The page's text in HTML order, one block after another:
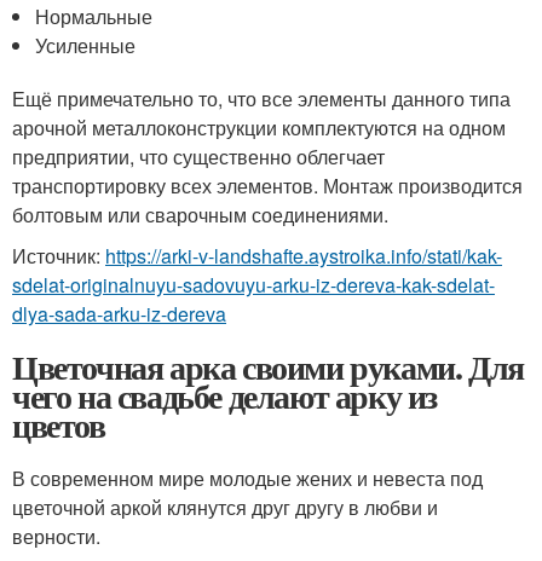
Нормальные
Усиленные
Ещё примечательно то, что все элементы данного типа
арочной металлоконструкции комплектуются на одном
предприятии, что существенно облегчает
транспортировку всех элементов. Монтаж производится
болтовым или сварочным соединениями.
Источник: https://arki-v-landshafte.aystroika.info/stati/kak-
sdelat-originalnuyu-sadovuyu-arku-iz-dereva-kak-sdelat-
dlya-sada-arku-iz-dereva
Цветочная арка своими руками. Для
чего на свадьбе делают арку из
цветов
В современном мире молодые жених и невеста под
цветочной аркой клянутся друг другу в любви и
верности.